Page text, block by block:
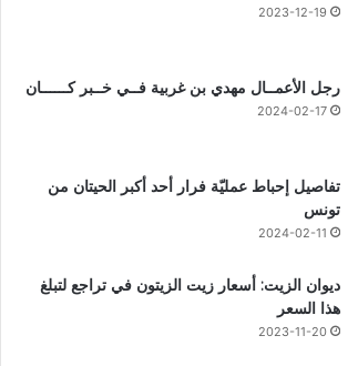
2023-12-19
رجل الأعمــال مهدي بن غربية فــي خــبر كــــــان
2024-02-17
تفاصيل إحباط عمليّة فرار أحد أكبر الحيتان من
تونس
2024-02-11
ديوان الزيت: أسعار زيت الزيتون في تراجع لتبلغ
هذا السعر
2023-11-20